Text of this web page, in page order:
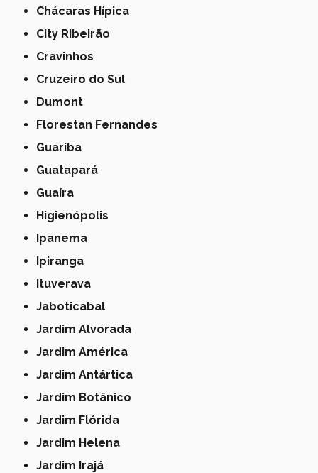
Chácaras Hípica
City Ribeirão
Cravinhos
Cruzeiro do Sul
Dumont
Florestan Fernandes
Guariba
Guatapará
Guaíra
Higienópolis
Ipanema
Ipiranga
Ituverava
Jaboticabal
Jardim Alvorada
Jardim América
Jardim Antártica
Jardim Botânico
Jardim Flórida
Jardim Helena
Jardim Irajá